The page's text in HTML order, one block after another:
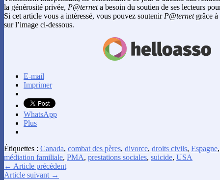
la générosité privée, P@terneta besoin du soutien de ses lecteurs
Si cet article vous a intéressé, vous pouvez soutenirP@ternetgrâce à
sur l’image ci-dessous.
E-mail
Imprimer
WhatsApp
Plus
Étiquettes : Canada, combat des pères, divorce, droits civils, Espagne
médiation familiale, PMA, prestations sociales, suicide, USA
← Article précédent
Article suivant →